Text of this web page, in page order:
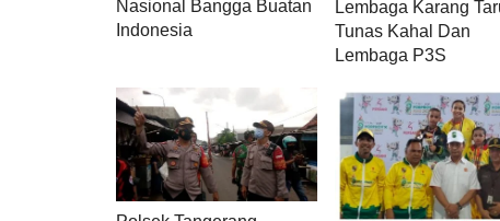
Nasional Bangga Buatan
Indonesia
Lembaga Karang
Tunas Kahal Dan
Lembaga P3S